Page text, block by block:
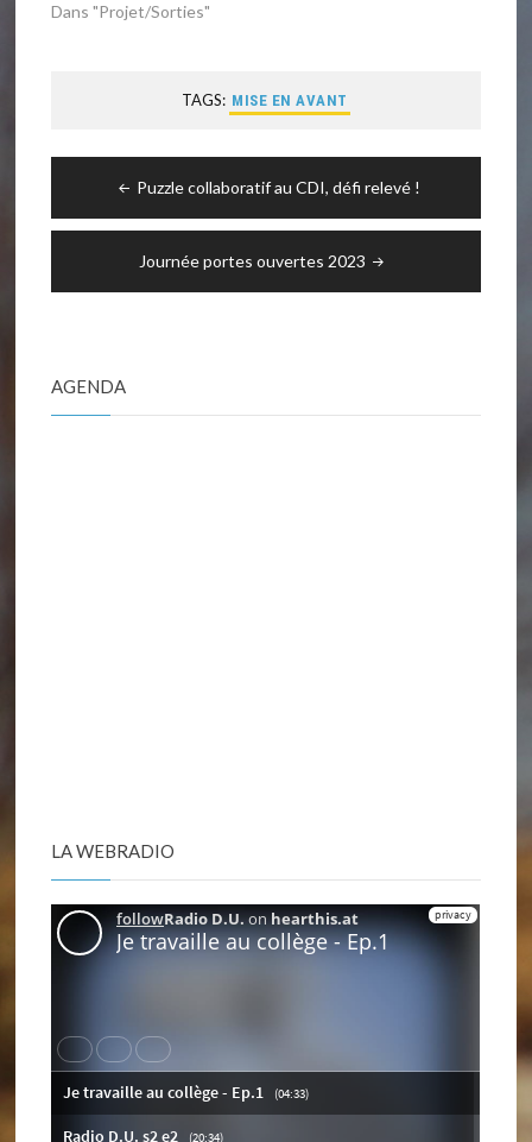
Dans "Projet/Sorties"
TAGS: MISE EN AVANT
l’article
Puzzle collaboratif au CDI, défi relevé !
Journée portes ouvertes 2023
AGENDA
LA WEBRADIO